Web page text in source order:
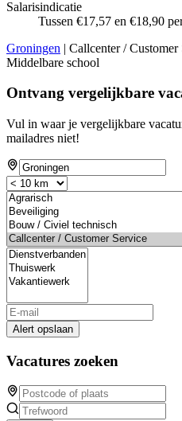
Salarisindicatie
Tussen €17,57 en €18,90
Groningen | Callcenter /
Middelbare school
Ontvang vergelijkbare
Vul in waar je vergelijkbare
mailadres niet!
Alert opslaan
Vacatures zoeken